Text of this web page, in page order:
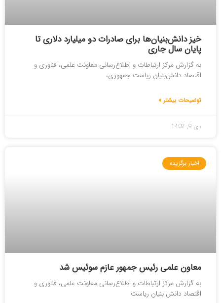
خیز دانش‌بنیان‌ها برای صادرات دو میلیارد دلاری تا
پایان سال جاری
به گزارش مرکز ارتباطات و اطلاع‌رسانی معاونت علمی، فناوری و
اقتصاد دانش‌بنیان ریاست جمهوری،
توضیحات بیشتر »
دی 9, 1402
اخبار برگزیده
معاون علمی رئیس جمهور عازم سوئیس شد
به گزارش مرکز ارتباطات و اطلاع‌رسانی معاونت علمی، فناوری و
اقتصاد دانش بنیان ریاست